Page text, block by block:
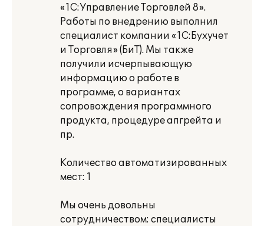
«1С:Управление Торговлей 8».
Работы по внедрению выполнил
специалист компании «1С:Бухучет
и Торговля» (БиТ). Мы также
получили исчерпывающую
информацию о работе в
программе, о вариантах
сопровождения программного
продукта, процедуре апгрейта и
пр.
Количество автоматизированных
мест: 1
Мы очень довольны
сотрудничеством: специалисты